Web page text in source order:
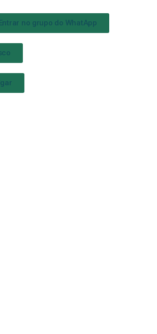
no grupo do WhatApp